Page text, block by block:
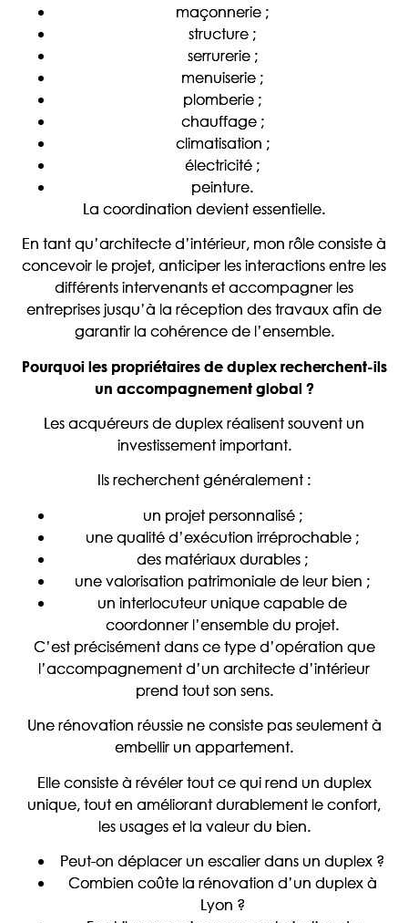
maçonnerie ;
structure ;
serrurerie ;
menuiserie ;
plomberie ;
chauffage ;
climatisation ;
électricité ;
peinture.
La coordination devient essentielle.
En tant qu’architecte d’intérieur, mon rôle consiste à
concevoir le projet, anticiper les interactions entre les
différents intervenants et accompagner les
entreprises jusqu’à la réception des travaux afin de
garantir la cohérence de l’ensemble.
Pourquoi les propriétaires de duplex recherchent-ils
un accompagnement global ?
Les acquéreurs de duplex réalisent souvent un
investissement important.
Ils recherchent généralement :
un projet personnalisé ;
une qualité d’exécution irréprochable ;
des matériaux durables ;
une valorisation patrimoniale de leur bien ;
un interlocuteur unique capable de
coordonner l’ensemble du projet.
C’est précisément dans ce type d’opération que
l’accompagnement d’un architecte d’intérieur
prend tout son sens.
Une rénovation réussie ne consiste pas seulement à
embellir un appartement.
Elle consiste à révéler tout ce qui rend un duplex
unique, tout en améliorant durablement le confort,
les usages et la valeur du bien.
Peut-on déplacer un escalier dans un duplex ?
Combien coûte la rénovation d’un duplex à
Lyon ?